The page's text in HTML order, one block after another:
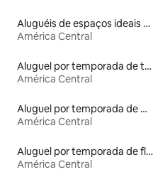
Aluguéis de espaços ideais para famílias
América Central
Aluguel por temporada de townhouses
América Central
Aluguel por temporada de microcasas
América Central
Aluguel por temporada de flats
América Central